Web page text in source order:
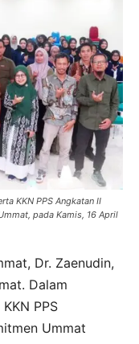
KKN PPS Angkatan II
pada Kamis, 16 April
Dr. Zaenudin,
Dalam
PPS
Ummat